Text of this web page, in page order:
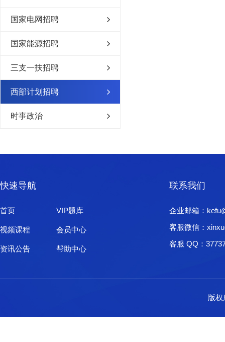
国家电网招聘
国家能源招聘
三支一扶招聘
西部计划招聘
时事政治
快速导航
首页 VIP题库
视频课程 会员中心
资讯公告 帮助中心
联系我们
企业邮箱：
客服微信：
客服 QQ：
版权